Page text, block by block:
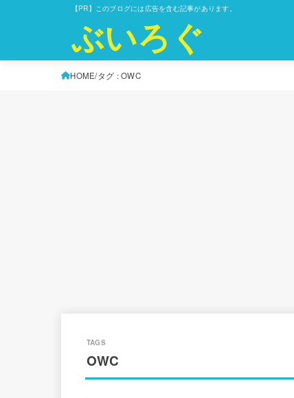
【PR】このブログには広告を含む記事があります。
ぶいろぐ
HOME タグ : OWC
OWC